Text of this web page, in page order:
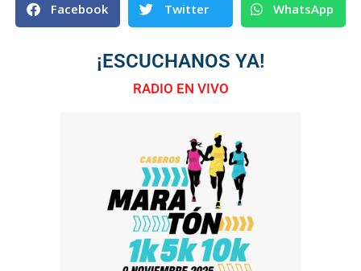
Facebook Twitter WhatsApp
¡ESCUCHANOS YA!
RADIO EN VIVO